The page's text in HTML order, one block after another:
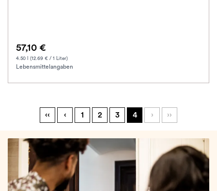
57,10 €
4.50 l (12.69 € / 1 Liter)
Lebensmittelangaben
‹‹ ‹ 1 2 3 4 › ››